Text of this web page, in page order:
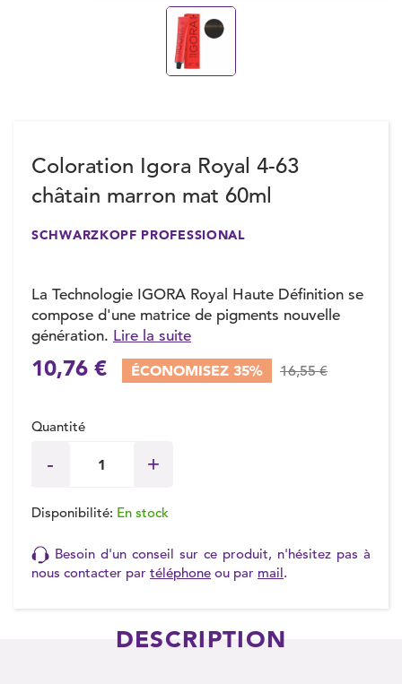
Coloration Igora Royal 4-63
châtain marron mat 60ml
SCHWARZKOPF PROFESSIONAL
La Technologie IGORA Royal Haute Définition se
compose d'une matrice de pigments nouvelle
génération. Lire la suite
10,76 € ÉCONOMISEZ 35% 16,55 €
Quantité
Disponibilité: En stock
Besoin d'un conseil sur ce produit, n'hésitez pas à
nous contacter par téléphone ou par mail.
DESCRIPTION